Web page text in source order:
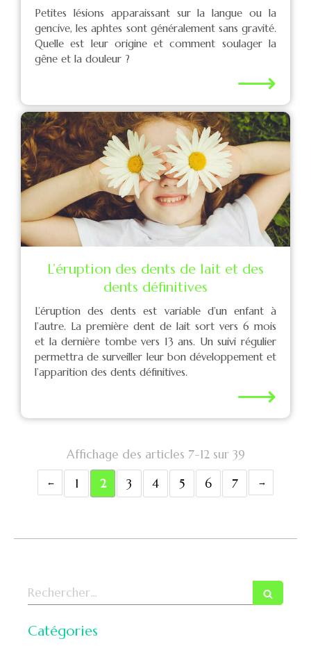
Petites lésions apparaissant sur la langue ou la
gencive, les aphtes sont généralement sans gravité.
Quelle est leur origine et comment soulager la
gêne et la douleur ?
⟶
L’éruption des dents de lait et des
dents définitives
L’éruption des dents est variable d’un enfant à
l’autre. La première dent de lait sort vers 6 mois
et la dernière tombe vers 13 ans. Un suivi régulier
permettra de surveiller leur bon développement et
l’apparition des dents définitives.
⟶
Affichage des articles 7-12 sur 39
1
2 3 4 5 6 7
Rechercher
Catégories